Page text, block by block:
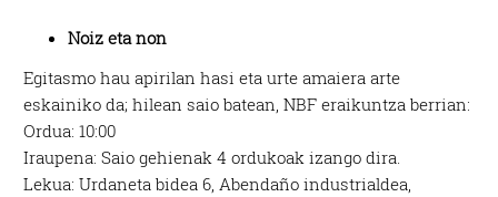
Noiz eta non
Egitasmo hau apirilan hasi eta urte amaiera arte
eskainiko da; hilean saio batean, NBF eraikuntza berrian:
Ordua: 10:00
Iraupena: Saio gehienak 4 ordukoak izango dira.
Lekua: Urdaneta bidea 6, Abendaño industrialdea,